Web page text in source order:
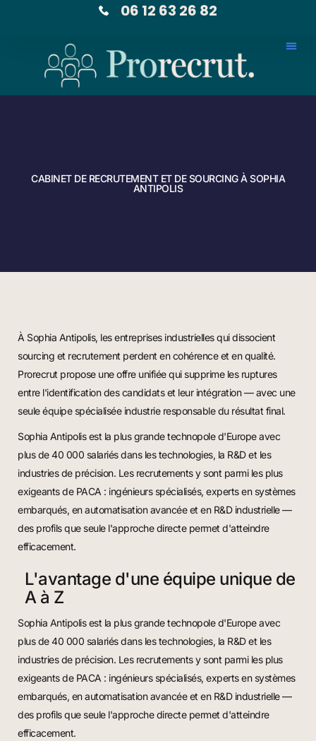
06 12 63 26 82
CABINET DE RECRUTEMENT ET DE SOURCING À SOPHIA
ANTIPOLIS
À Sophia Antipolis, les entreprises industrielles qui dissocient
sourcing et recrutement perdent en cohérence et en qualité.
Prorecrut propose une offre unifiée qui supprime les ruptures
entre l'identification des candidats et leur intégration — avec une
seule équipe spécialisée industrie responsable du résultat final.
Sophia Antipolis est la plus grande technopole d'Europe avec
plus de 40 000 salariés dans les technologies, la R&D et les
industries de précision. Les recrutements y sont parmi les plus
exigeants de PACA : ingénieurs spécialisés, experts en systèmes
embarqués, en automatisation avancée et en R&D industrielle —
des profils que seule l'approche directe permet d'atteindre
efficacement.
L'avantage d'une équipe unique de
A à Z
Sophia Antipolis est la plus grande technopole d'Europe avec
plus de 40 000 salariés dans les technologies, la R&D et les
industries de précision. Les recrutements y sont parmi les plus
exigeants de PACA : ingénieurs spécialisés, experts en systèmes
embarqués, en automatisation avancée et en R&D industrielle —
des profils que seule l'approche directe permet d'atteindre
efficacement.